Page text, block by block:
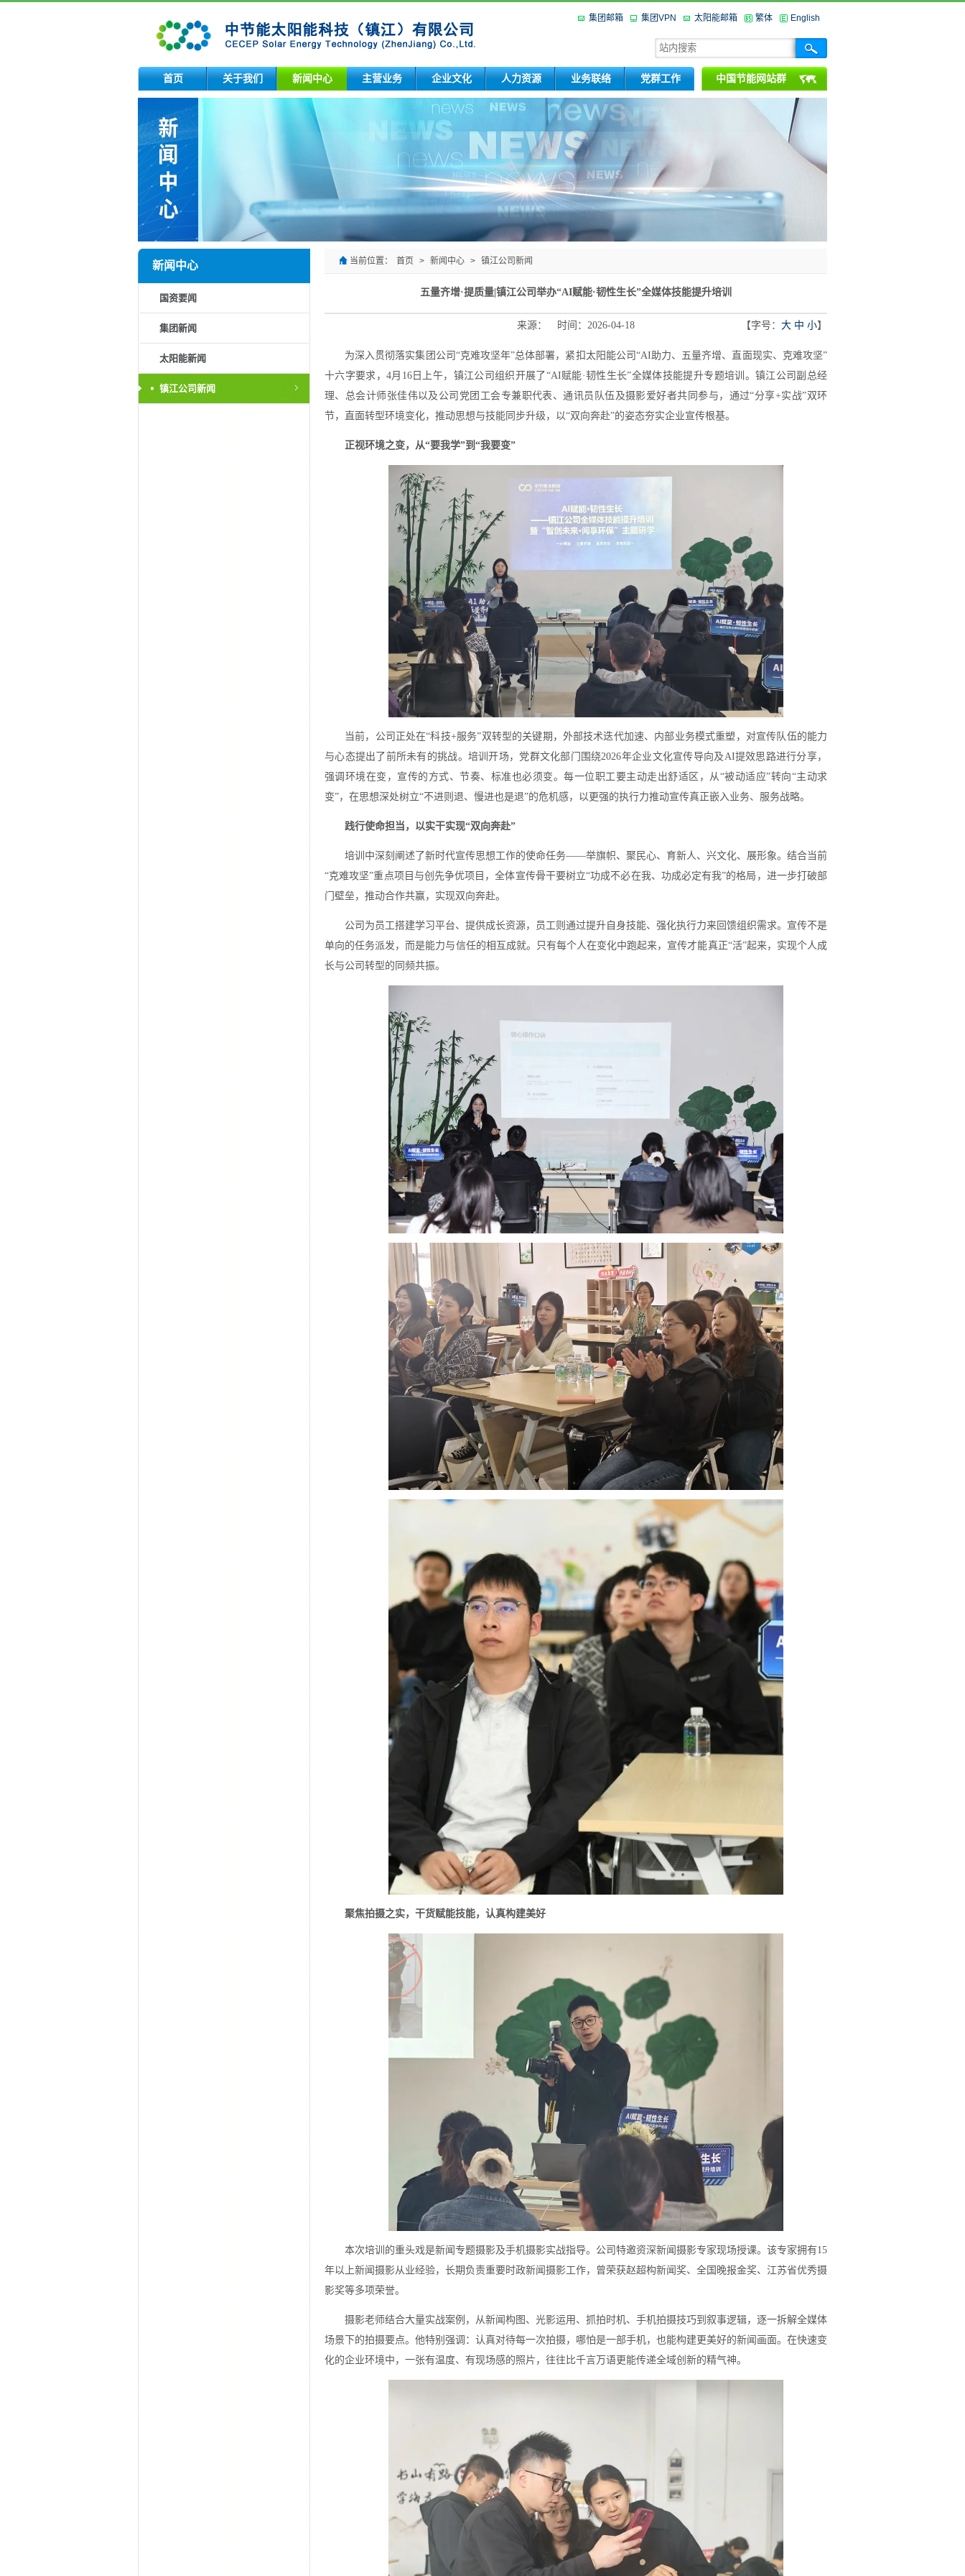
集团邮箱 集团VPN 太阳能邮箱 繁体 English
首页 关于我们 新闻中心 主营业务 企业文化 人力资源 业务联络 党群工作 中国节能网站群
新闻中心
国资要闻
集团新闻
太阳能新闻
镇江公司新闻
当前位置： 首页 > 新闻中心 > 镇江公司新闻
五量齐增·提质量|镇江公司举办“AI赋能·韧性生长”全媒体技能提升培训
来源： 时间：2026-04-18 【字号： 大 中 小】
为深入贯彻落实集团公司“克难攻坚年”总体部署，紧扣太阳能公司“AI助力、五量齐增、直面现实、克难攻坚”
十六字要求，4月16日上午，镇江公司组织开展了“AI赋能·韧性生长”全媒体技能提升专题培训。镇江公司副总经
理、总会计师张佳伟以及公司党团工会专兼职代表、通讯员队伍及摄影爱好者共同参与，通过“分享+实战”双环
节，直面转型环境变化，推动思想与技能同步升级，以“双向奔赴”的姿态夯实企业宣传根基。
正视环境之变，从“要我学”到“我要变”
当前，公司正处在“科技+服务”双转型的关键期，外部技术迭代加速、内部业务模式重塑，对宣传队伍的能力
与心态提出了前所未有的挑战。培训开场，党群文化部门围绕2026年企业文化宣传导向及AI提效思路进行分享，
强调环境在变，宣传的方式、节奏、标准也必须变。每一位职工要主动走出舒适区，从“被动适应”转向“主动求
变”，在思想深处树立“不进则退、慢进也是退”的危机感，以更强的执行力推动宣传真正嵌入业务、服务战略。
践行使命担当，以实干实现“双向奔赴”
培训中深刻阐述了新时代宣传思想工作的使命任务——举旗帜、聚民心、育新人、兴文化、展形象。结合当前
“克难攻坚”重点项目与创先争优项目，全体宣传骨干要树立“功成不必在我、功成必定有我”的格局，进一步打破部
门壁垒，推动合作共赢，实现双向奔赴。
公司为员工搭建学习平台、提供成长资源，员工则通过提升自身技能、强化执行力来回馈组织需求。宣传不是
单向的任务派发，而是能力与信任的相互成就。只有每个人在变化中跑起来，宣传才能真正“活”起来，实现个人成
长与公司转型的同频共振。
聚焦拍摄之实，干货赋能技能，认真构建美好
本次培训的重头戏是新闻专题摄影及手机摄影实战指导。公司特邀资深新闻摄影专家现场授课。该专家拥有15
年以上新闻摄影从业经验，长期负责重要时政新闻摄影工作，曾荣获赵超构新闻奖、全国晚报金奖、江苏省优秀摄
影奖等多项荣誉。
摄影老师结合大量实战案例，从新闻构图、光影运用、抓拍时机、手机拍摄技巧到叙事逻辑，逐一拆解全媒体
场景下的拍摄要点。他特别强调：认真对待每一次拍摄，哪怕是一部手机，也能构建更美好的新闻画面。在快速变
化的企业环境中，一张有温度、有现场感的照片，往往比千言万语更能传递全域创新的精气神。